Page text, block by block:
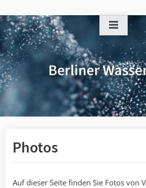
to
content
Photos
Auf dieser Seite finden Sie Fotos von